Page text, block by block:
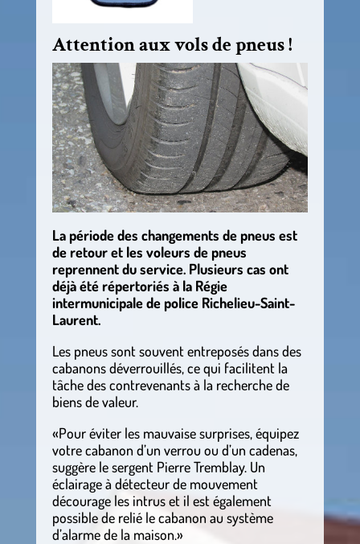
Attention aux vols de pneus !
La période des changements de pneus est
de retour et les voleurs de pneus
reprennent du service. Plusieurs cas ont
déjà été répertoriés à la Régie
intermunicipale de police Richelieu-Saint-
Laurent.
Les pneus sont souvent entreposés dans des
cabanons déverrouillés, ce qui facilitent la
tâche des contrevenants à la recherche de
biens de valeur.
«Pour éviter les mauvaise surprises, équipez
votre cabanon d’un verrou ou d’un cadenas,
suggère le sergent Pierre Tremblay. Un
éclairage à détecteur de mouvement
décourage les intrus et il est également
possible de relié le cabanon au système
d’alarme de la maison.»